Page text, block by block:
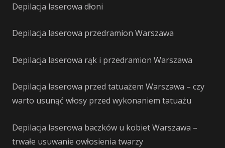
Depilacja laserowa dłoni
Depilacja laserowa przedramion Warszawa
Depilacja laserowa rąk i przedramion Warszawa
Depilacja laserowa przed tatuażem Warszawa – czy
warto usunąć włosy przed wykonaniem tatuażu
Depilacja laserowa baczków u kobiet Warszawa –
trwałe usuwanie owłosienia twarzy